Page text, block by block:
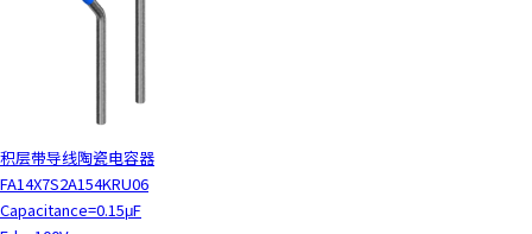
积层带导线陶瓷电容器
FA14X7S2A154KRU06
Capacitance=0.15μF